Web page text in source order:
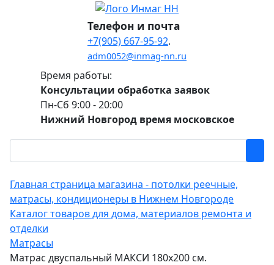
Телефон и почта
+7(905) 667-95-92.
adm0052@inmag-nn.ru
Время работы:
Консультации обработка заявок
Пн-Сб 9:00 - 20:00
Нижний Новгород время московское
Главная страница магазина - потолки реечные,
матрасы, кондиционеры в Нижнем Новгороде
Каталог товаров для дома, материалов ремонта и
отделки
Матрасы
Матрас двуспальный МАКСИ 180х200 см.